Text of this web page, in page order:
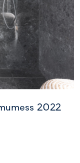
2022